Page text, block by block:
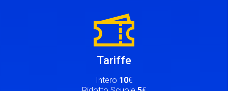
Tariffe
Intero 10€